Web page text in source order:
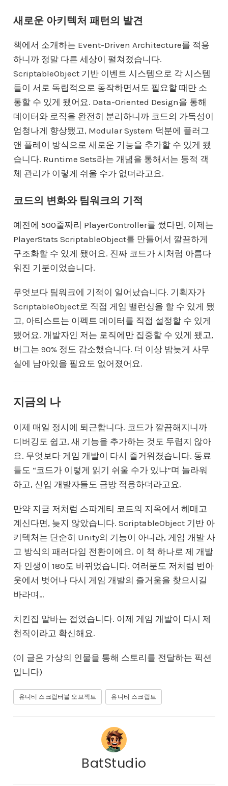
새로운 아키텍처 패턴의 발견
책에서 소개하는 Event-Driven Architecture를 적용
하니까 정말 다른 세상이 펼쳐졌습니다.
ScriptableObject 기반 이벤트 시스템으로 각 시스템
들이 서로 독립적으로 동작하면서도 필요할 때만 소
통할 수 있게 됐어요. Data-Oriented Design을 통해
데이터와 로직을 완전히 분리하니까 코드의 가독성이
엄청나게 향상됐고, Modular System 덕분에 플러그
앤 플레이 방식으로 새로운 기능을 추가할 수 있게 됐
습니다. Runtime Sets라는 개념을 통해서는 동적 객
체 관리가 이렇게 쉬울 수가 없더라고요.
코드의 변화와 팀워크의 기적
예전에 500줄짜리 PlayerController를 썼다면, 이제는
PlayerStats ScriptableObject를 만들어서 깔끔하게
구조화할 수 있게 됐어요. 진짜 코드가 시처럼 아름다
워진 기분이었습니다.
무엇보다 팀워크에 기적이 일어났습니다. 기획자가
ScriptableObject로 직접 게임 밸런싱을 할 수 있게 됐
고, 아티스트는 이펙트 데이터를 직접 설정할 수 있게
됐어요. 개발자인 저는 로직에만 집중할 수 있게 됐고,
버그는 90% 정도 감소했습니다. 더 이상 밤늦게 사무
실에 남아있을 필요도 없어졌어요.
지금의 나
이제 매일 정시에 퇴근합니다. 코드가 깔끔해지니까
디버깅도 쉽고, 새 기능을 추가하는 것도 두렵지 않아
요. 무엇보다 게임 개발이 다시 즐거워졌습니다. 동료
들도 “코드가 이렇게 읽기 쉬울 수가 있냐”며 놀라워
하고, 신입 개발자들도 금방 적응하더라고요.
만약 지금 저처럼 스파게티 코드의 지옥에서 헤매고
계신다면, 늦지 않았습니다. ScriptableObject 기반 아
키텍처는 단순히 Unity의 기능이 아니라, 게임 개발 사
고 방식의 패러다임 전환이에요. 이 책 하나로 제 개발
자 인생이 180도 바뀌었습니다. 여러분도 저처럼 번아
웃에서 벗어나 다시 게임 개발의 즐거움을 찾으시길
바라며…
치킨집 알바는 접었습니다. 이제 게임 개발이 다시 제
천직이라고 확신해요.
(이 글은 가상의 인물을 통해 스토리를 전달하는 픽션
입니다)
유니티 스크립터블 오브젝트 유니티 스크립트
BatStudio